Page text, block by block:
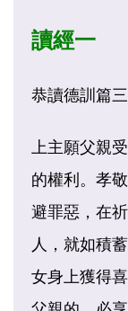
讀經一
恭讀德訓篇
上主願父親
的權利。孝
避罪惡，在
人，就如積
女身上獲得